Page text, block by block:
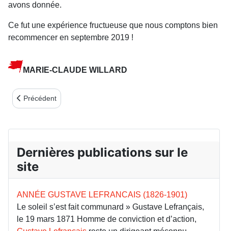
avons donnée.
Ce fut une expérience fructueuse que nous comptons bien
recommencer en septembre 2019 !
MARIE-CLAUDE WILLARD
Article précédent : Nouvelles du Berry (Bulletin 77)
Précédent
Dernières publications sur le
site
ANNÉE GUSTAVE LEFRANCAIS (1826-1901)
Le soleil s’est fait communard » Gustave Lefrançais,
le 19 mars 1871 Homme de conviction et d’action,